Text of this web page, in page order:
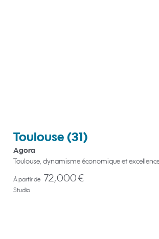
Toulouse (31)
Agora
Toulouse, dynamisme économique et
À partir de 72,000 €
Studio